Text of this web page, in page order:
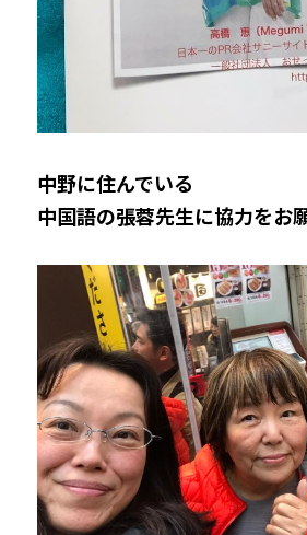
中野に住んでいる
中国語の張蓉先生に協力をお